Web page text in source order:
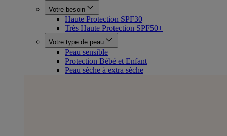
Votre besoin
Haute Protection SPF30
Très Haute Protection SPF50+
Votre type de peau
Peau sensible
Protection Bébé et Enfant
Peau sèche à extra sèche